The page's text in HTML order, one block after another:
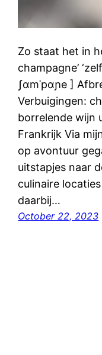
Zo staat het in
champagne’
ʃɑmˈpɑɲe ]
Verbuigingen:
borrelende wijn
Frankrijk Via
op avontuur
uitstapjes naar
culinaire
daarbij…
October 22, 2023